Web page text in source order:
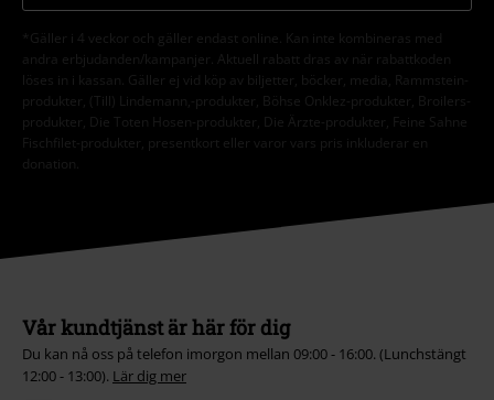
*Gäller i 4 veckor och gäller endast online. Kan inte kombineras med
andra erbjudanden/kampanjer. Aktuell rabatt dras av när rabattkoden
löses in i kassan. Gäller ej vid köp av biljetter, böcker, media, Rammstein-
produkter, (Till) Lindemann,-produkter, Böhse Onklez-produkter, Broilers-
produkter, Die Toten Hosen-produkter, Die Ärzte-produkter, Feine Sahne
Fischfilet-produkter, presentkort eller varor vars pris inkluderar en
donation.
Vår kundtjänst är här för dig
Du kan nå oss på telefon imorgon mellan 09:00 - 16:00. (Lunchstängt
12:00 - 13:00). Lär dig mer